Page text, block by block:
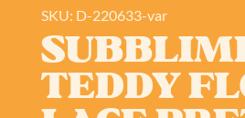
SKU: D-220633-var
TEDDY